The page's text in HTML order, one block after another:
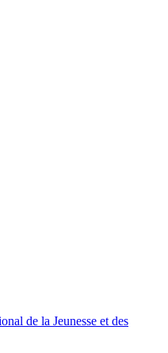
de la Jeunesse et des